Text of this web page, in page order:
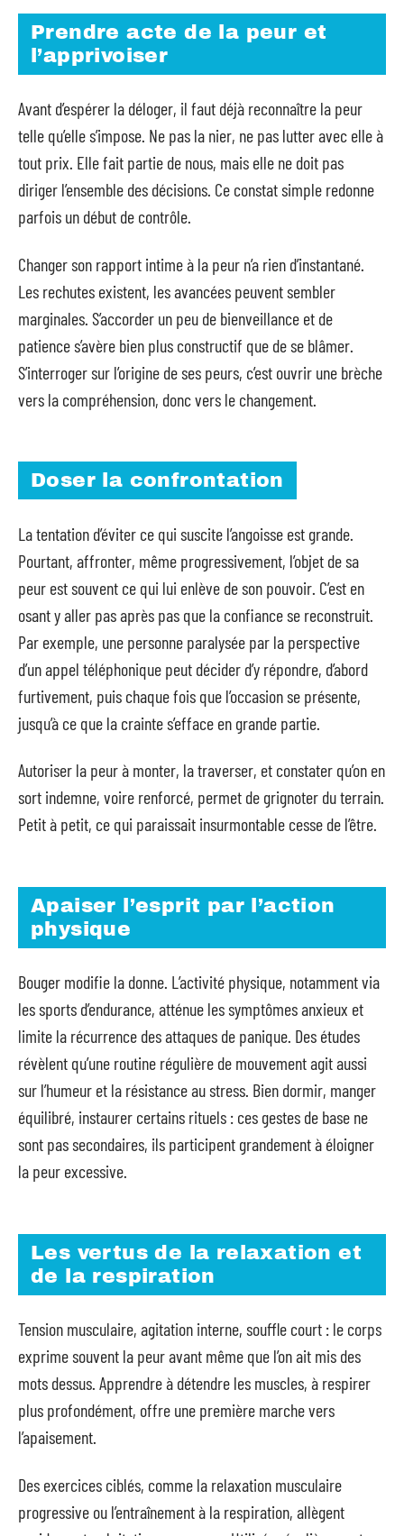
Prendre acte de la peur et
l’apprivoiser
Avant d’espérer la déloger, il faut déjà reconnaître la peur
telle qu’elle s’impose. Ne pas la nier, ne pas lutter avec elle à
tout prix. Elle fait partie de nous, mais elle ne doit pas
diriger l’ensemble des décisions. Ce constat simple redonne
parfois un début de contrôle.
Changer son rapport intime à la peur n’a rien d’instantané.
Les rechutes existent, les avancées peuvent sembler
marginales. S’accorder un peu de bienveillance et de
patience s’avère bien plus constructif que de se blâmer.
S’interroger sur l’origine de ses peurs, c’est ouvrir une brèche
vers la compréhension, donc vers le changement.
Doser la confrontation
La tentation d’éviter ce qui suscite l’angoisse est grande.
Pourtant, affronter, même progressivement, l’objet de sa
peur est souvent ce qui lui enlève de son pouvoir. C’est en
osant y aller pas après pas que la confiance se reconstruit.
Par exemple, une personne paralysée par la perspective
d’un appel téléphonique peut décider d’y répondre, d’abord
furtivement, puis chaque fois que l’occasion se présente,
jusqu’à ce que la crainte s’efface en grande partie.
Autoriser la peur à monter, la traverser, et constater qu’on en
sort indemne, voire renforcé, permet de grignoter du terrain.
Petit à petit, ce qui paraissait insurmontable cesse de l’être.
Apaiser l’esprit par l’action
physique
Bouger modifie la donne. L’activité physique, notamment via
les sports d’endurance, atténue les symptômes anxieux et
limite la récurrence des attaques de panique. Des études
révèlent qu’une routine régulière de mouvement agit aussi
sur l’humeur et la résistance au stress. Bien dormir, manger
équilibré, instaurer certains rituels : ces gestes de base ne
sont pas secondaires, ils participent grandement à éloigner
la peur excessive.
Les vertus de la relaxation et
de la respiration
Tension musculaire, agitation interne, souffle court : le corps
exprime souvent la peur avant même que l’on ait mis des
mots dessus. Apprendre à détendre les muscles, à respirer
plus profondément, offre une première marche vers
l’apaisement.
Des exercices ciblés, comme la relaxation musculaire
progressive ou l’entraînement à la respiration, allègent